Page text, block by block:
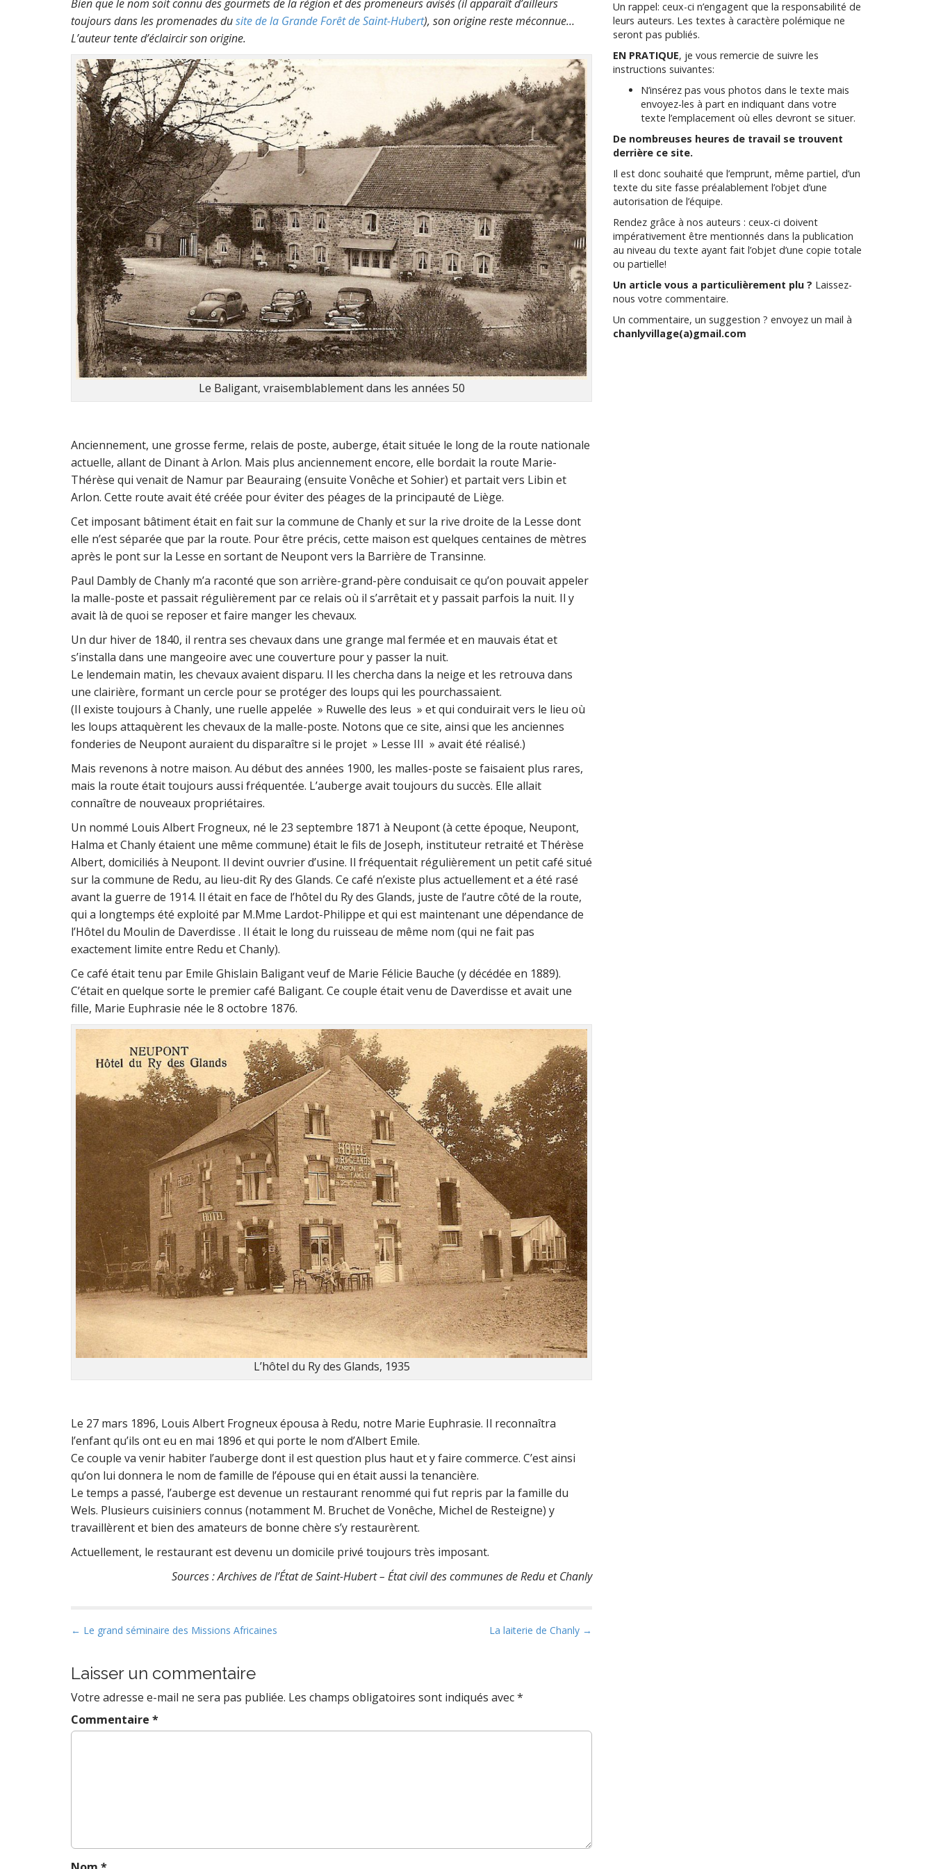
Bien que le nom soit connu des gourmets de la région et des promeneurs avisés (il apparaît d’ailleurs
toujours dans les promenades dusite de la Grande Forêt de Saint-Hubert), son origine reste méconnue…
L’auteur tente d’éclaircir son origine.
Le Baligant, vraisemblablement dans les années 50
Anciennement, une grosse ferme, relais de poste, auberge, était située le long de la route nationale
actuelle, allant de Dinant à Arlon. Mais plus anciennement encore, elle bordait la route Marie-
Thérèse qui venait de Namur par Beauraing (ensuite Vonêche et Sohier) et partait vers Libin et
Arlon. Cette route avait été créée pour éviter des péages de la principauté de Liège.
Cet imposant bâtiment était en fait sur la commune de Chanly et sur la rive droite de la Lesse dont
elle n’est séparée que par la route. Pour être précis, cette maison est quelques centaines de mètres
après le pont sur la Lesse en sortant de Neupont vers la Barrière de Transinne.
Paul Dambly de Chanly m’a raconté que son arrière-grand-père conduisait ce qu’on pouvait appeler
la malle-poste et passait régulièrement par ce relais où il s’arrêtait et y passait parfois la nuit. Il y
avait là de quoi se reposer et faire manger les chevaux.
Un dur hiver de 1840, il rentra ses chevaux dans une grange mal fermée et en mauvais état et
s’installa dans une mangeoire avec une couverture pour y passer la nuit.
Le lendemain matin, les chevaux avaient disparu. Il les chercha dans la neige et les retrouva dans
une clairière, formant un cercle pour se protéger des loups qui les pourchassaient.
(Il existe toujours à Chanly, une ruelle appelée » Ruwelle des leus » et qui conduirait vers le lieu où
les loups attaquèrent les chevaux de la malle-poste. Notons que ce site, ainsi que les anciennes
fonderies de Neupont auraient du disparaître si le projet » Lesse III » avait été réalisé.)
Mais revenons à notre maison. Au début des années 1900, les malles-poste se faisaient plus rares,
mais la route était toujours aussi fréquentée. L’auberge avait toujours du succès. Elle allait
connaître de nouveaux propriétaires.
Un nommé Louis Albert Frogneux, né le 23 septembre 1871 à Neupont (à cette époque, Neupont,
Halma et Chanly étaient une même commune) était le fils de Joseph, instituteur retraité et Thérèse
Albert, domiciliés à Neupont. Il devint ouvrier d’usine. Il fréquentait régulièrement un petit café situé
sur la commune de Redu, au lieu-dit Ry des Glands. Ce café n’existe plus actuellement et a été rasé
avant la guerre de 1914. Il était en face de l’hôtel du Ry des Glands, juste de l’autre côté de la route,
qui a longtemps été exploité par M.Mme Lardot-Philippe et qui est maintenant une dépendance de
l’Hôtel du Moulin de Daverdisse . Il était le long du ruisseau de même nom (qui ne fait pas
exactement limite entre Redu et Chanly).
Ce café était tenu par Emile Ghislain Baligant veuf de Marie Félicie Bauche (y décédée en 1889).
C’était en quelque sorte le premier café Baligant. Ce couple était venu de Daverdisse et avait une
fille, Marie Euphrasie née le 8 octobre 1876.
L’hôtel du Ry des Glands, 1935
Le 27 mars 1896, Louis Albert Frogneux épousa à Redu, notre Marie Euphrasie. Il reconnaîtra
l’enfant qu’ils ont eu en mai 1896 et qui porte le nom d’Albert Emile.
Ce couple va venir habiter l’auberge dont il est question plus haut et y faire commerce. C’est ainsi
qu’on lui donnera le nom de famille de l’épouse qui en était aussi la tenancière.
Le temps a passé, l’auberge est devenue un restaurant renommé qui fut repris par la famille du
Wels. Plusieurs cuisiniers connus (notamment M. Bruchet de Vonêche, Michel de Resteigne) y
travaillèrent et bien des amateurs de bonne chère s’y restaurèrent.
Actuellement, le restaurant est devenu un domicile privé toujours très imposant.
Sources : Archives de l’État de Saint-Hubert – État civil des communes de Redu et Chanly
P
s
t
n
a
v
o
← Le grand séminaire des Missions Africaines La laiterie de Chanly →
Laisser un commentaire
Votre adresse e-mail ne sera pas publiée. Les champs obligatoires sont indiqués avec*
Commentaire *
Un rappel: ceux-ci n’engagent que la responsabilité de
leurs auteurs. Les textes à caractère polémique ne
seront pas publiés.
EN PRATIQUE, je vous remercie de suivre les
instructions suivantes:
N’insérez pas vous photos dans le texte mais
envoyez-les à part en indiquant dans votre
texte l’emplacement où elles devront se situer.
De nombreuses heures de travail se trouvent
derrière ce site.
Il est donc souhaité que l’emprunt, même partiel, d’un
texte du site fasse préalablement l’objet d’une
autorisation de l’équipe.
Rendez grâce à nos auteurs : ceux-ci doivent
impérativement être mentionnés dans la publication
au niveau du texte ayant fait l’objet d’une copie totale
ou partielle!
Un article vous a particulièrement plu ? Laissez-
nous votre commentaire.
Un commentaire, un suggestion ? envoyez un mail à
chanlyvillage(a)gmail.com